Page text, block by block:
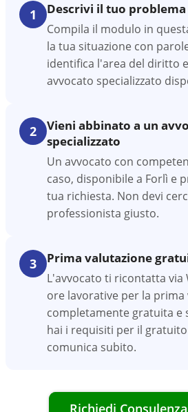
1 Descrivi il tuo problema
Compila il modulo in
la tua situazione con
identifica l'area del diritto
avvocato specializzato
2
Vieni abbinato a un
specializzato
Un avvocato con
caso, disponibile a Forlì e
tua richiesta. Non devi
professionista giusto.
3 Prima valutazione
L'avvocato ti ricontatta via
ore lavorative per la prima
completamente gratuita e
hai i requisiti per il
comunica subito.
Richiedi